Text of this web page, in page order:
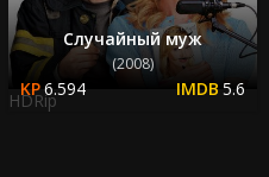
Случайный муж
(2008)
6.594 5.6
HDRip